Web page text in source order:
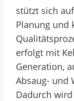
stützt sich
Planung und
erfolgt mit
Generation,
Absaug- und
Dadurch